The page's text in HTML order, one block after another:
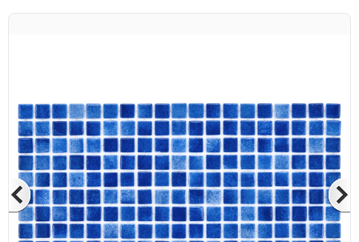
Betaş Cam Mozaik
Betaş Cam Mozik olarak tam zamanlı